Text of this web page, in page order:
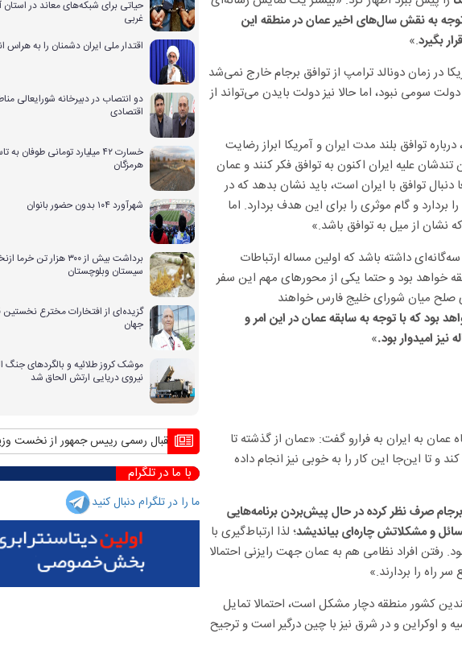
به نقش سال‌های اخیر عمان در منطقه این
بگیرد.»
در زمان دونالد ترامپ از توافق برجام خارج نمی‌شد
سومی نبود، اما حالا نیز دولت بایدن می‌تواند از
توافق بلند مدت ایران و آمریکا ابراز رضایت
علیه ایران اکنون به توافق فکر کنند و عمان
دنبال توافق با ایران است، باید نشان بدهد که در
و گام موثری را برای این هدف بردارد. اما
نشان از میل به توافق باشد.»
داشته باشد که اولین مساله ارتباطات
خواهد بود و حتما یکی از محور‌های مهم این سفر
در برقراری صلح میان شورای خلیج فارس خواهند
بود که با توجه به سابقه عمان در این امر و
امیدوار بود.»
عمان به ایران به فرارو گفت: «عمان از گذشته تا
تا این‌جا این کار را به خوبی نیز انجام داده
صرف نظر کرده در حال پیش‌بردن برنامه‌هایی
و مشکلاتش چاره‌ای بیاندیشد؛ لذا ارتباط‌گیری با
افراد نظامی هم به عمان جهت رایزنی احتمالا
راه را بردارند.»
کشور منطقه دچار مشکل است، احتمالا تمایل
و اوکراین و در شرق نیز با چین درگیر است و ترجیح
حیاتی برای شبکه‌های معاند در استان
غربی
اقتدار ملی ایران دشمنان را به
دو انتصاب در دبیرخانه شورایعالی
اقتصادی
خسارت ۴۲ میلیارد تومانی طوفان
هرمزگان
شهرآورد ۱۰۴ بدون حضور بانوان
برداشت بیش از ۳۰۰ هزار تن
سیستان وبلوچستان
گزیده‌ای از افتخارات مخترع
جهان
موشک کروز طلائیه و بالگردهای جنگ
نیروی دریایی ارتش الحاق شد
با آن منافع پایدار ایران در شانگهای چیست؟ استقبال رسمی رییس جمهور از نخست وزیر عراق
با ما در تلگرام
ما را در تلگرام دنبال کنید